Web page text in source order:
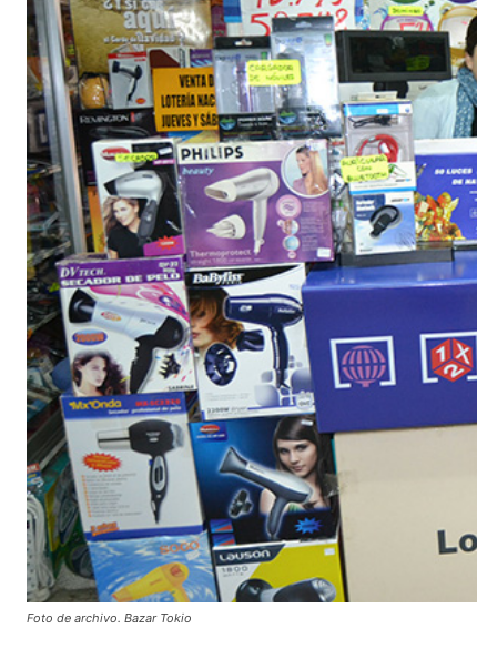
Foto de archivo. Bazar Tokio